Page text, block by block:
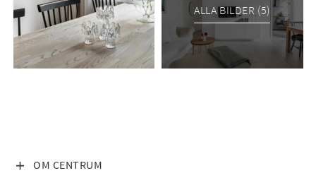
ALLA BILDER (5)
OM CENTRUM
VISA INNEHÅLL